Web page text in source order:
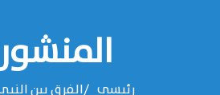
رئيسي الفرق بين